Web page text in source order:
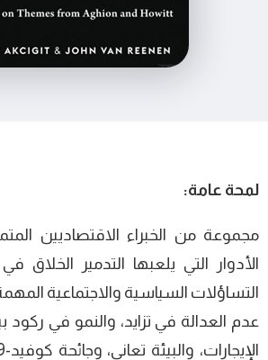
لمحة عامة:
مجموعة من الخبراء الاقتصاديين
الأدوار التي يلعبها التدمير الخلاق
التساؤلات السياسية والاجتماعية
عدم العدالة في تزايد، والنمو في ركود